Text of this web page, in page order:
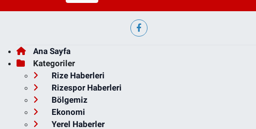
Ana Sayfa
Kategoriler
Rize Haberleri
Rizespor Haberleri
Bölgemiz
Ekonomi
Yerel Haberler